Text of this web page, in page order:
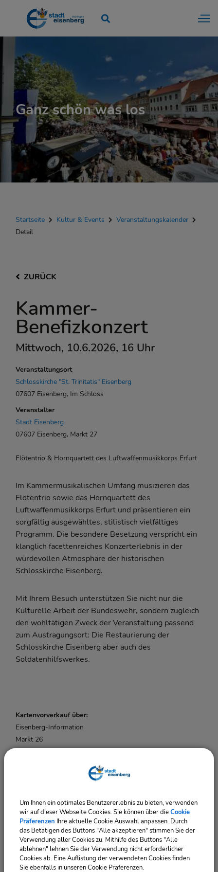
Ganz schön was los
Startseite Kultur & Events
Veranstaltungskalender
Detail
ZURÜCK
Kammer-
Benefizkonzert
Mittwoch, 10.6.2026, 16 Uhr
Flötentrio & Hornquartett des Luftwaffenmusikkorps Erfurt
Im Kammermusikalischen Umfang musizieren das
Flötentrio sowie das Hornquartett des
Luftwaffenmusikkorps Erfurt und präsentieren ein
sorgfältig ausgewähltes, stilistisch vielfältiges
Programm. Die besondere Besetzung verspricht ein
klanglich facettenreiches Konzerterlebnis in der
würdevollen Atmosphäre der historischen
Schlosskirche Eisenberg.
Mit Ihrem Besuch unterstützen Sie nicht nur die
Kulturelle Arbeit der Bundeswehr, sondern zugleich
den wohltätigen Zweck der Veranstaltung passend
zum Austragungsort: Die Restaurierung der
Schlosskirche Eisenberg aber auch des
Soldatenhilfswerkes.
Kartenvorverkauf über:
Eisenberg-Information
Markt 26
info@stadt-eisenberg.de
Veranstaltungsort
Schlosskirche "St. Trinitatis" Eisenberg
07607 Eisenberg, Im Schloss
Veranstalter
Stadt Eisenberg
07607 Eisenberg, Markt 27
Um Ihnen ein optimales Benutzererlebnis zu bieten, verwenden
wir auf dieser Webseite Cookies. Sie können über dieCookie
Präferenzen Ihre aktuelle Cookie Auswahl anpassen. Durch
das Betätigen des Buttons "Alle akzeptieren" stimmen Sie der
Verwendung aller Cookies zu. Mithilfe des Buttons "Alle
ablehnen" lehnen Sie der Verwendung nicht erforderlicher
Cookies ab. Eine Auflistung der verwendeten Cookies finden
Sie ebenfalls in unseren Cookie Präferenzen.